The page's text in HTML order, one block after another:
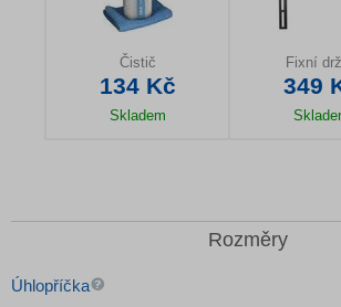
Čistič
134 Kč
Skladem
Fixní
349
Rozměry
Úhlopříčka